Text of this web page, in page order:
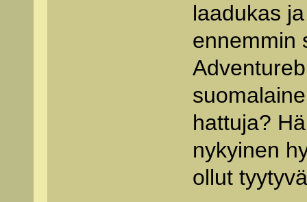
laadukas
ennemmin
hattuja?
nykyinen
ollut